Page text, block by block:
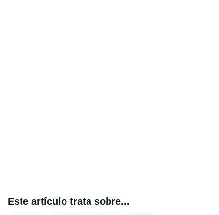
Este artículo trata sobre...